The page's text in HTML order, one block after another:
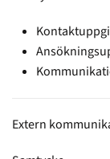
Extern